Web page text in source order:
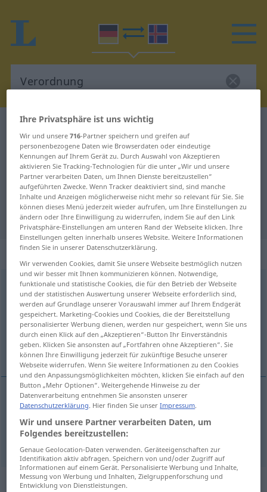
Deutsch-Isländisch Wörterbuch
Deutsch-Isländisch Übersetzung
für "Verordnung"
"Verordnung" Isländisch
Übersetzung
„Verordnung“: Femininum
Verordnungf
Übersicht aller Übersetzungen
(Für mehr Details die Übersetzung anklicken/antippen)
fyrirskipun, tilskipun
fyrirskipunf Verordnung
tilskipunf Verordnung
Synonyme für "Verordnung"
Ihre Privatsphäre ist uns wichtig
Wir und unsere716-Partner speichern und greifen auf
personenbezogene Daten wie Browserdaten oder eindeutige
Kennungen auf Ihrem Gerät zu. Durch Auswahl von Akzeptieren
aktivieren Sie Tracking-Technologien für die unter „Wir und unsere
Partner verarbeiten Daten, um Ihnen Dienste bereitzustellen“
aufgeführten Zwecke. Wenn Tracker deaktiviert sind, sind manche
Inhalte und Anzeigen möglicherweise nicht mehr so relevant für Sie. Sie
können dieses Menü jederzeit wieder aufrufen, um Ihre Einstellungen zu
ändern oder Ihre Einwilligung zu widerrufen, indem Sie auf den Link
Privatsphäre-Einstellungen am unteren Rand der Webseite klicken. Ihre
Einstellungen gelten innerhalb unseres Website. Weitere Informationen
finden Sie in unserer Datenschutzerklärung.
Wir verwenden Cookies, damit Sie unsere Webseite bestmöglich nutzen
und wir besser mit Ihnen kommunizieren können. Notwendige,
funktionale und statistische Cookies, die für den Betrieb der Webseite
und der statistischen Auswertung unserer Webseite erforderlich sind,
werden auf Grundlage unserer Vorauswahl immer auf Ihrem Endgerät
gespeichert. Marketing-Cookies und Cookies, die der Bereitstellung
personalisierter Werbung dienen, werden nur gespeichert, wenn Sie uns
durch einen Klick auf den „Akzeptieren“-Button Ihr Einverständnis
geben. Klicken Sie ansonsten auf „Fortfahren ohne Akzeptieren“. Sie
können Ihre Einwilligung jederzeit für zukünftige Besuche unserer
Webseite widerrufen. Wenn Sie weitere Informationen zu den Cookies
und den Anpassungsmöglichkeiten möchten, klicken Sie einfach auf den
Button „Mehr Optionen“. Weitergehende Hinweise zu der
Datenverarbeitung entnehmen Sie ansonsten unserer
Datenschutzerklärung. Hier finden Sie unserImpressum.
Wir und unsere Partner verarbeiten Daten, um
Folgendes bereitzustellen:
Genaue Geolocation-Daten verwenden. Geräteeigenschaften zur
Identifikation aktiv abfragen. Speichern von und/oder Zugriff auf
Informationen auf einem Gerät. Personalisierte Werbung und Inhalte,
Messung von Werbung und Inhalten, Zielgruppenforschung und
Entwicklung von Dienstleistungen.